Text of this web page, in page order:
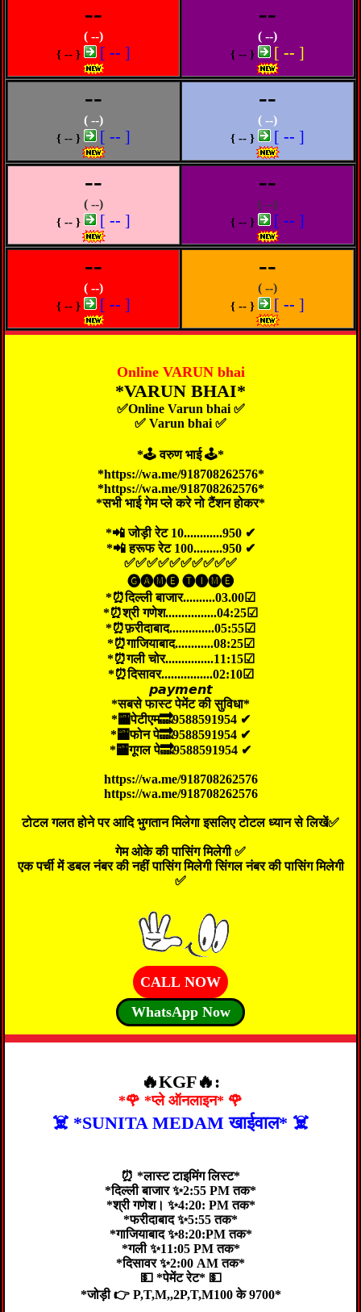
--
( --)
{ -- } [ -- ]
--
( --)
{ -- } [ -- ]
--
( --)
{ -- } [ -- ]
--
( --)
{ -- } [ -- ]
--
( --)
{ -- } [ -- ]
--
( --)
{ -- } [ -- ]
--
( --)
{ -- } [ -- ]
--
( --)
{ -- } [ -- ]
Online VARUN bhai
*VARUN BHAI*
✅Online Varun bhai ✅
✅ Varun bhai ✅
*🕹 वरुण भाई 🕹️*
*https://wa.me/918708262576*
*https://wa.me/918708262576*
*सभी भाई गेम प्ले करे नो टैंशन होकर*
*📲 जोड़ी रेट 10............950 ✔
*📲 हरूफ रेट 100.........950 ✔
✅✅✅✅✅✅✅✅✅✅
🅖🅐🅜🅔 🅣🅘🅜🅔
*⏰दिल्ली बाजार..........03.00☑
*⏰श्री गणेश................04:25☑
*⏰फ़रीदाबाद..............05:55☑
*⏰गाजियाबाद............08:25☑
*⏰गली चोर...............11:15☑
*⏰दिसावर................02:10☑
𝙥𝙖𝙮𝙢𝙚𝙣𝙩
*सबसे फास्ट पेमेंट की सुविधा*
*🏧पेटीएम🔜9588591954 ✔
*🏧फोन पे🔜9588591954 ✔
*🏧गूगल पे🔜9588591954 ✔
https://wa.me/918708262576
https://wa.me/918708262576
टोटल गलत होने पर आदि भुगतान मिलेगा इसलिए टोटल ध्यान से लिखें✅
गेम ओके की पासिंग मिलेगी ✅
एक पर्ची में डबल नंबर की नहीं पासिंग मिलेगी सिंगल नंबर की पासिंग मिलेगी
✅
CALL NOW
WhatsApp Now
🔥KGF🔥:
*🌹 *प्ले ऑनलाइन* 🌹
☠️ *SUNITA MEDAM खाईवाल* ☠️
⏰ *लास्ट टाइमिंग लिस्ट*
*दिल्ली बाजार ✨2:55 PM तक*
*श्री गणेश। ✨4:20: PM तक*
*फरीदाबाद ✨5:55 तक*
*गाजियाबाद ✨8:20:PM तक*
*गली ✨11:05 PM तक*
*दिसावर ✨2:00 AM तक*
💵 *पेमेंट रेट* 💵
*जोड़ी 👉 P,T,M,,2P,T,M100 के 9700*